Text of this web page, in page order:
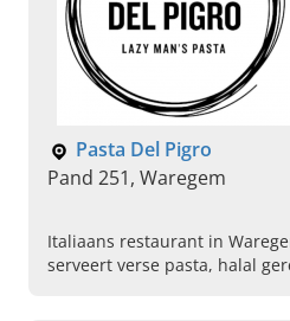
Pasta Del Pigro
Pand 251, Waregem
Italiaans restaurant in
serveert verse pasta, halal